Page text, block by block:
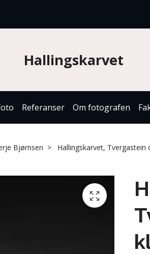
Hallingskarvet
Referanser Om fotografen
Bjørnsen Hallingskarvet, Tvergastein